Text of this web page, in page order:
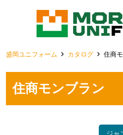
盛岡ユニフォーム カタログ 住商
住商モンブラン